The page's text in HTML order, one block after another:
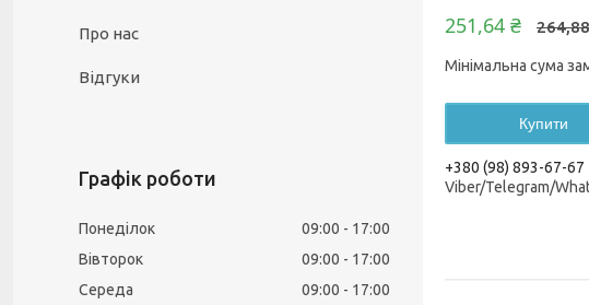
251,64 ₴
Мінімальна сума
Купити
+380 (98) 893-67-67
Viber/Telegram/
Про нас
Відгуки
Графік роботи
Понеділок 09:00
17:00
Вівторок
09:00
17:00
Середа
09:00
17:00